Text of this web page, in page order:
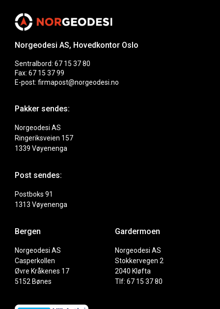
Norgeodesi AS, Hovedkontor Oslo
Sentralbord: 67 15 37 80
Fax: 67 15 37 99
E-post: firmapost@norgeodesi.no
Pakker sendes:
Norgeodesi AS
Ringeriksveien 157
1339 Vøyenenga
Post sendes:
Postboks 91
1313 Vøyenenga
Bergen
Norgeodesi AS
Casperkollen
Øvre Kråkenes 17
5152 Bønes
Gardermoen
Norgeodesi AS
Stokkervegen 2
2040 Kløfta
Tlf: 67 15 37 80